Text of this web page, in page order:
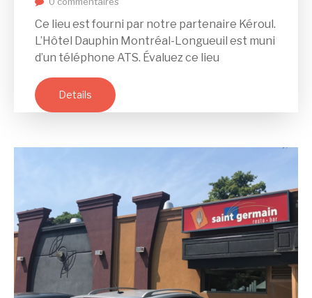
Ce lieu est fourni par notre partenaire Kéroul.
L’Hôtel Dauphin Montréal-Longueuil est muni
d’un téléphone ATS. Évaluez ce lieu
Details